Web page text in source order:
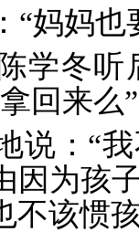
“妈妈也
学冬
回来么
说：“
因为孩
不该惯